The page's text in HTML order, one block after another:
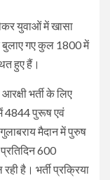
युवाओं में खासा
बुलाए गए कुल 1800 में
हुए हैं।
भर्ती के लिए
4844 पुरूष एवं
मैदान में पुरुष
प्रतिदिन 600
रही है। भर्ती प्रक्रिया